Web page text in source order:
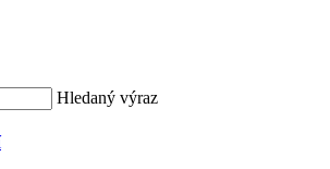
Hledaný výraz